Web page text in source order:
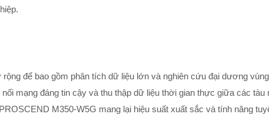
để bao gồm phân tích dữ liệu lớn và nghiên cứu đại dương
mạng đáng tin cậy và thu thập dữ liệu thời gian thực giữa các
M350-W5G mang lại hiệu suất xuất sắc và tính năng